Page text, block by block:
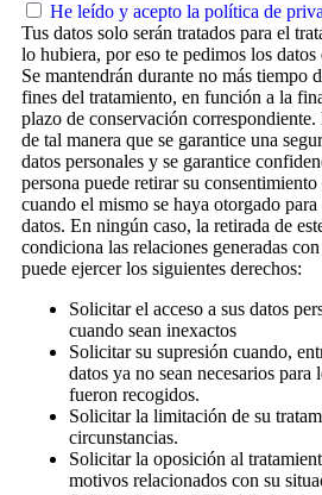
He leído y acepto la política de
Tus datos solo serán tratados para el
lo hubiera, por eso te pedimos los datos
Se mantendrán durante no más tiempo
fines del tratamiento, en función a la
plazo de conservación correspondiente.
de tal manera que se garantice una
datos personales y se garantice
persona puede retirar su
cuando el mismo se haya otorgado
datos. En ningún caso, la retirada de
condiciona las relaciones generadas
puede ejercer los siguientes derechos:
Solicitar el acceso a sus datos
cuando sean inexactos
Solicitar su supresión cuando,
datos ya no sean necesarios para
fueron recogidos.
Solicitar la limitación de su
circunstancias.
Solicitar la oposición al
motivos relacionados con su